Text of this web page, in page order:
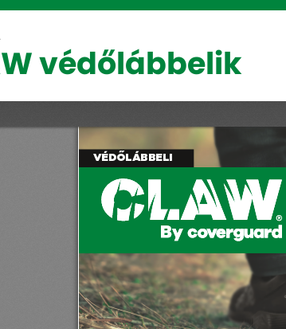
védőlábbelik